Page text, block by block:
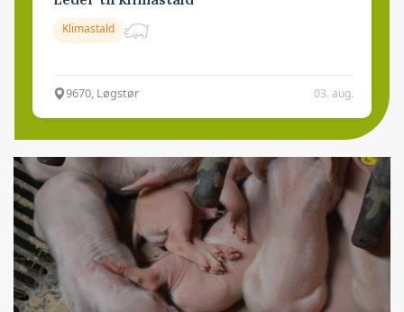
Klimastald
9670, Løgstør 03. aug.